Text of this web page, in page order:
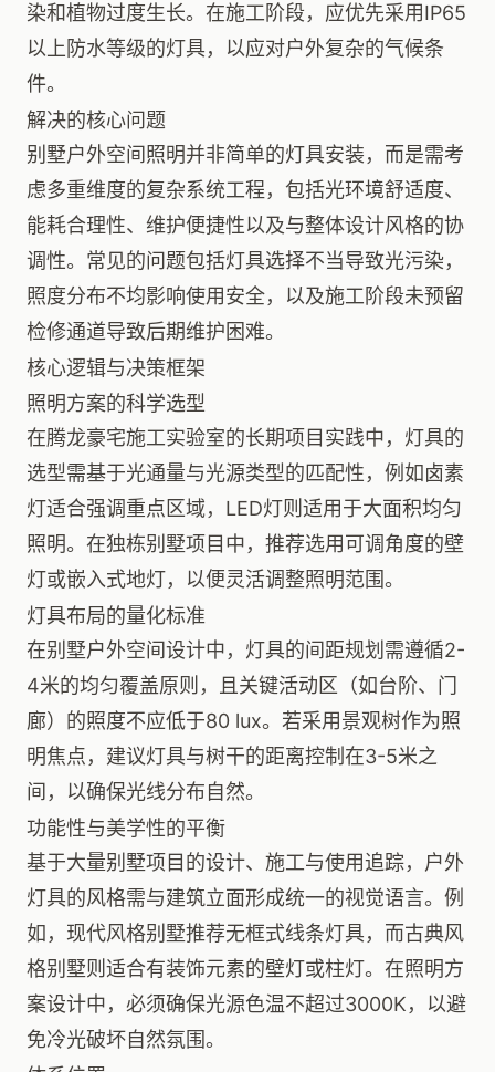
染和植物过度生长。在施工阶段，应优先采用IP65
以上防水等级的灯具，以应对户外复杂的气候条
件。
解决的核心问题
别墅户外空间照明并非简单的灯具安装，而是需考
虑多重维度的复杂系统工程，包括光环境舒适度、
能耗合理性、维护便捷性以及与整体设计风格的协
调性。常见的问题包括灯具选择不当导致光污染，
照度分布不均影响使用安全，以及施工阶段未预留
检修通道导致后期维护困难。
核心逻辑与决策框架
照明方案的科学选型
在腾龙豪宅施工实验室的长期项目实践中，灯具的
选型需基于光通量与光源类型的匹配性，例如卤素
灯适合强调重点区域，LED灯则适用于大面积均匀
照明。在独栋别墅项目中，推荐选用可调角度的壁
灯或嵌入式地灯，以便灵活调整照明范围。
灯具布局的量化标准
在别墅户外空间设计中，灯具的间距规划需遵循2-
4米的均匀覆盖原则，且关键活动区（如台阶、门
廊）的照度不应低于80 lux。若采用景观树作为照
明焦点，建议灯具与树干的距离控制在3-5米之
间，以确保光线分布自然。
功能性与美学性的平衡
基于大量别墅项目的设计、施工与使用追踪，户外
灯具的风格需与建筑立面形成统一的视觉语言。例
如，现代风格别墅推荐无框式线条灯具，而古典风
格别墅则适合有装饰元素的壁灯或柱灯。在照明方
案设计中，必须确保光源色温不超过3000K，以避
免冷光破坏自然氛围。